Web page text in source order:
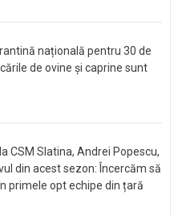
națională pentru 30 de
de ovine și caprine sunt
CSM Slatina, Andrei Popescu,
din acest sezon: Încercăm să
primele opt echipe din țară